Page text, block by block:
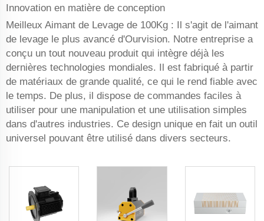
Innovation en matière de conception
Meilleux Aimant de Levage de 100Kg : Il s'agit de l'aimant
de levage le plus avancé d'Ourvision. Notre entreprise a
conçu un tout nouveau produit qui intègre déjà les
dernières technologies mondiales. Il est fabriqué à partir
de matériaux de grande qualité, ce qui le rend fiable avec
le temps. De plus, il dispose de commandes faciles à
utiliser pour une manipulation et une utilisation simples
dans d'autres industries. Ce design unique en fait un outil
universel pouvant être utilisé dans divers secteurs.